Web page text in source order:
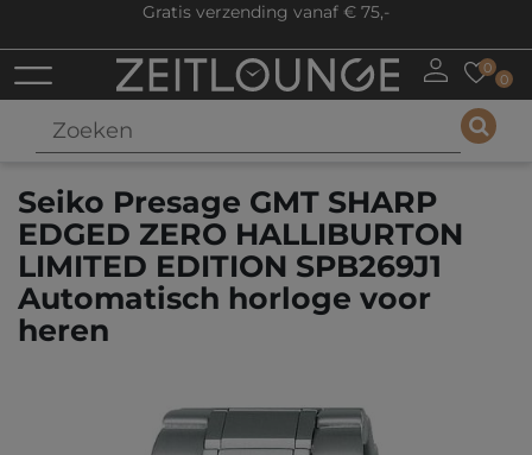
Gratis verzending vanaf € 75,-
0
0
Seiko Presage GMT SHARP
EDGED ZERO HALLIBURTON
LIMITED EDITION SPB269J1
Automatisch horloge voor
heren